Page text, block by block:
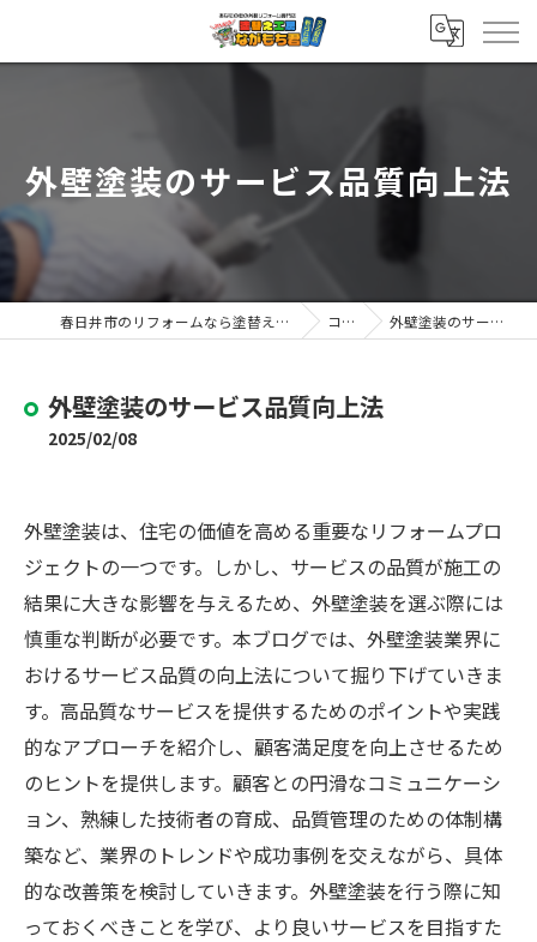
外壁塗装のサービス品質向上法
春日井市のリフォームなら塗替え工房ながもち君 春日井店 コラム 外壁塗装のサービス品質向上法
外壁塗装のサービス品質向上法
2025/02/08
外壁塗装は、住宅の価値を高める重要なリフォームプロ
ジェクトの一つです。しかし、サービスの品質が施工の
結果に大きな影響を与えるため、外壁塗装を選ぶ際には
慎重な判断が必要です。本ブログでは、外壁塗装業界に
おけるサービス品質の向上法について掘り下げていきま
す。高品質なサービスを提供するためのポイントや実践
的なアプローチを紹介し、顧客満足度を向上させるため
のヒントを提供します。顧客との円滑なコミュニケーシ
ョン、熟練した技術者の育成、品質管理のための体制構
築など、業界のトレンドや成功事例を交えながら、具体
的な改善策を検討していきます。外壁塗装を行う際に知
っておくべきことを学び、より良いサービスを目指すた